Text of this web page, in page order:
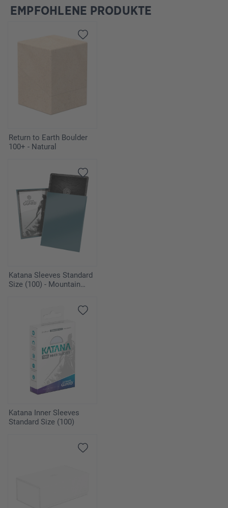
Produktgalerie überspringen
EMPFOHLENE PRODUKTE
Return to Earth Boulder
100+ - Natural
Katana Sleeves Standard
Size (100) - Mountain
Katana Inner Sleeves
Standard Size (100)